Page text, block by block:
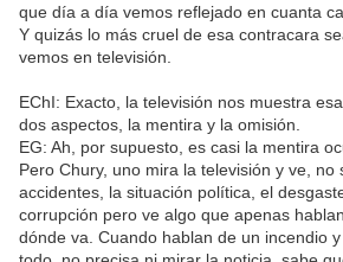
que día a día vemos reflejado en cuanta
Y quizás lo más cruel de esa contracara
vemos en televisión.
EChI: Exacto, la televisión nos muestra
dos aspectos, la mentira y la omisión.
EG: Ah, por supuesto, es casi la mentira
Pero Chury, uno mira la televisión y ve, no
accidentes, la situación política, el
corrupción pero ve algo que apenas
dónde va. Cuando hablan de un incendio